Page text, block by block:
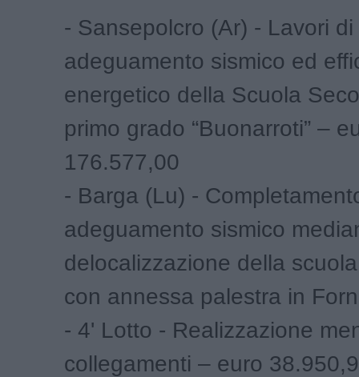
- Sansepolcro (Ar) - Lavori di
adeguamento sismico ed
energetico della Scuola
primo grado “Buonarroti” –
176.577,00
- Barga (Lu) -
adeguamento sismico
delocalizzazione della
con annessa palestra in
- 4' Lotto - Realizzazione
collegamenti – euro